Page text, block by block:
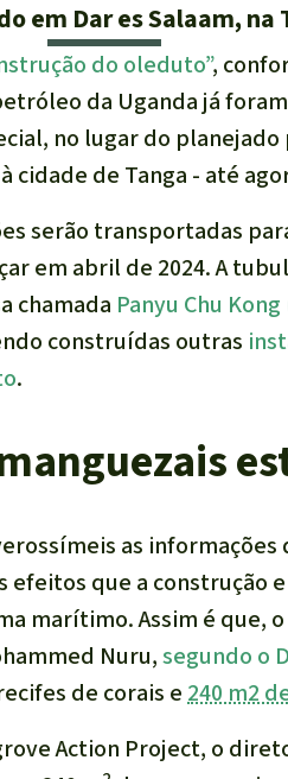
em Dar es Salaam, na
do oleduto”,
da Uganda já
no lugar do
cidade de Tanga - até
serão transportadas
em abril de 2024. A
chamada Panyu Chu
construídas outras
.
as
efeitos que a construção
marítimo. Assim é que,
Nuru,segundo o
de corais e240 m2
Action Project, o